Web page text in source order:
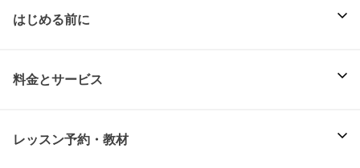
はじめる前に
料金とサービス
レッスン予約・教材